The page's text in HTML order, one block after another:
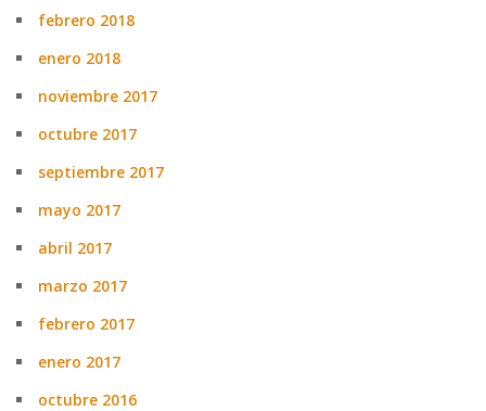
febrero 2018
enero 2018
noviembre 2017
octubre 2017
septiembre 2017
mayo 2017
abril 2017
marzo 2017
febrero 2017
enero 2017
octubre 2016